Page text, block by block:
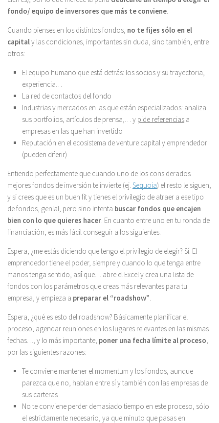
fondo/ equipo de inversores que más te conviene.
Cuando pienses en los distintos fondos, no te fijes sólo en el
capitaly las condiciones, importantes sin duda, sino también, entre
otros:
El equipo humano que está detrás: los socios y su trayectoria,
experiencia…
La red de contactos del fondo
Industrias y mercados en las que están especializados: analiza
sus portfolios, artículos de prensa,… y pide referencias a
empresas en las que han invertido
Reputación en el ecosistema de venture capital y emprendedor
(pueden diferir)
Entiendo perfectamente que cuando uno de los considerados
mejores fondos de inversión te invierte (ej. Sequoia) el resto le siguen,
y si crees que es un buen fit y tienes el privilegio de atraer a ese tipo
de fondos, genial, pero sino intenta buscar fondos que encajen
bien con lo que quieres hacer. En cuanto entre uno en tu ronda de
financiación, es más fácil conseguir a los siguientes.
Espera, ¿me estás diciendo que tengo el privilegio de elegir? Sí. El
emprendedor tiene el poder, siempre y cuando lo que tenga entre
manos tenga sentido, asíque… abre el Excel y crea una lista de
fondos con los parámetros que creas más relevantes para tu
empresa, y empieza a preparar el “roadshow”.
Espera, ¿qué es esto del roadshow? Básicamente planificar el
proceso, agendar reuniones en los lugares relevantes en las mismas
fechas…, y lo más importante, poner una fecha límite al proceso,
por las siguientes razones:
Te conviene mantener el momentum y los fondos, aunque
parezca que no, hablan entre sí y también con las empresas de
sus carteras
No te conviene perder demasiado tiempo en este proceso, sólo
el estrictamente necesario, ya que minuto que pasas en